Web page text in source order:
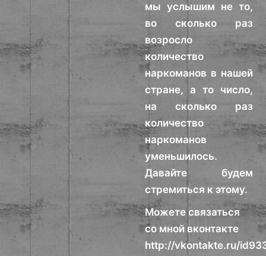
мы услышим не то,
во сколько раз
возросло
количество
наркоманов в нашей
стране, а то число,
на сколько раз
количество
наркоманов
уменьшилось.
Давайте будем
стремиться к этому.
Можете связаться
со мной вконтакте
http://vkontakte.ru/